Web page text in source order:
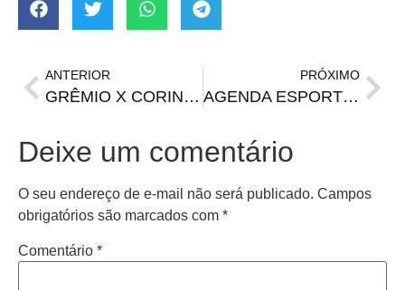
ANTERIOR
GRÊMIO X CORINTHIANS | Onde assistir, horário e prováveis escalações
PRÓXIMO
AGENDA ESPORTIVA | Jogos do Brasileirão Série A nesta quinta-feira (12)
Deixe um comentário
O seu endereço de e-mail não será publicado. Campos
obrigatórios são marcados com *
Comentário *